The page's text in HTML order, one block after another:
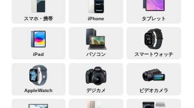
スマホ・携帯 iPhone タブレット
iPad パソコン スマートウォッチ
AppleWatch デジカメ ビデオカメラ